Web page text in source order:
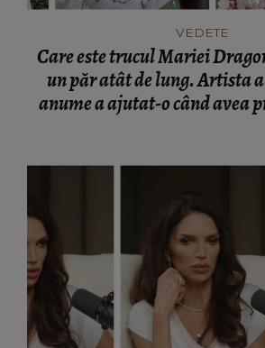
VEDETE
Care este trucul Mariei
un păr atât de lung. Artista
anume a ajutat-o când avea